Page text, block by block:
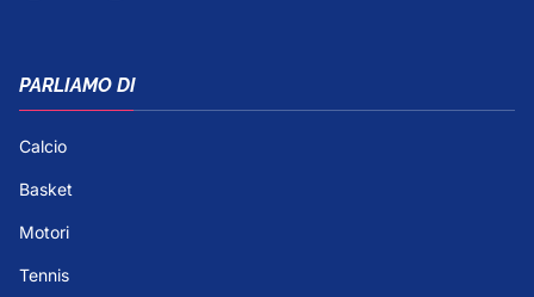
PARLIAMO DI
Calcio
Basket
Motori
Tennis